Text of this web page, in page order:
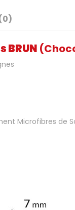
BRUN
Microfibres de